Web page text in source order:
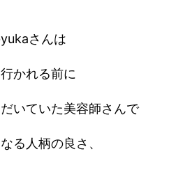
さんは
かれる前に
いていた美容師さんで
る人柄の良さ、